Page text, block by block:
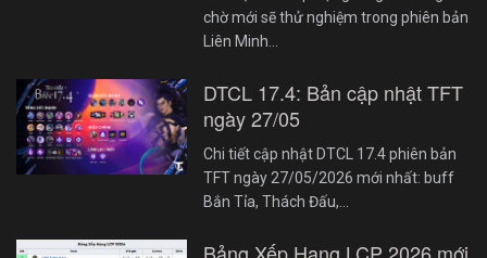
chờ mới sẽ thử nghiệm trong phiên bản
Liên Minh…
DTCL 17.4: Bản cập nhật TFT
ngày 27/05
Chi tiết cập nhật DTCL 17.4 phiên bản
TFT ngày 27/05/2026 mới nhất: buff
Bắn Tỉa, Thách Đấu,…